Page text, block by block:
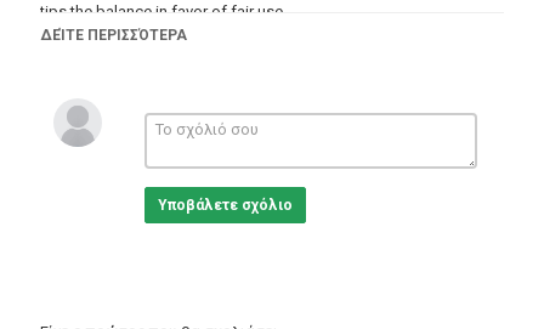
tips the balance in favor of fair use.
ΔΕΊΤΕ ΠΕΡΙΣΣΌΤΕΡΑ
Υποβάλετε σχόλιο